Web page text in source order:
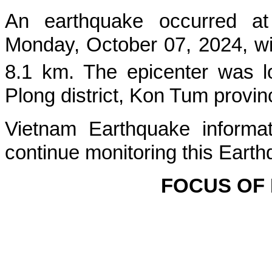
An earthquake occurred
Monday, October 07, 2024,
8.1 km. The epicenter was
Plong district, Kon Tum
Vietnam Earthquake
continue monitoring this
FOCUS